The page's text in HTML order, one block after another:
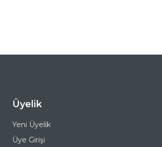
Üyelik
Yeni Üyelik
Üye Girişi